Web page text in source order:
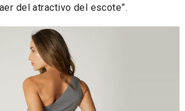
del atractivo del escote”.